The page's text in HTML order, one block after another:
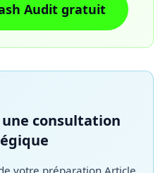
Audit gratuit
consultation